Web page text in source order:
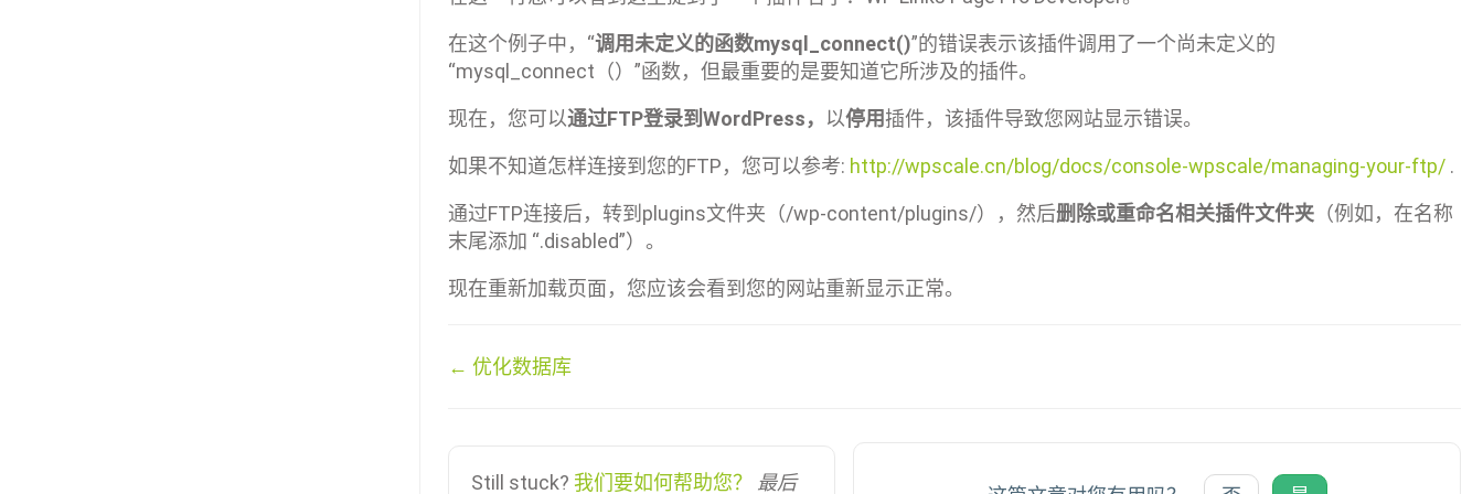
在这个例子中，“调用未定义的函数mysql_connect()”的错误表示该插件调用了一个尚未定义的
“mysql_connect（）”函数，但最重要的是要知道它所涉及的插件。
现在，您可以通过FTP登录到WordPress， 以停用插件，该插件导致您网站显示错误。
如果不知道怎样连接到您的FTP，您可以参考: http://wpscale.cn/blog/docs/console-wpscale/managing-your-ftp/ .
通过FTP连接后，转到plugins文件夹（/wp-content/plugins/），然后删除或重命名相关插件文件夹 （例如，在名称
末尾添加 “.disabled”）。
现在重新加载页面，您应该会看到您的网站重新显示正常。
文
← 优化数据库
Still stuck? 我们要如何帮助您？ 最后